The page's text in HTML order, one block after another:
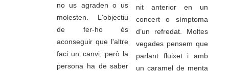
no us agraden o us
molesten. L'objectiu
de fer-ho és
aconseguir que l'altre
faci un canvi, però la
persona ha de saber
nit anterior en un
concert o símptoma
d’un refredat. Moltes
vegades pensem que
parlant fluixet i amb
un caramel de menta